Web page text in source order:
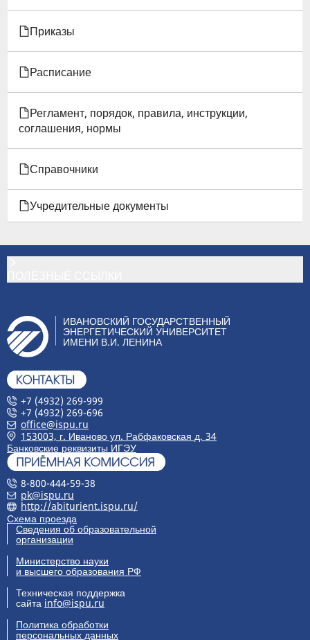
ИГЭУ"
Приказы
Расписание
Регламент, порядок, правила, инструкции,
соглашения, нормы
Справочники
Учредительные документы
ИВАНОВСКИЙ ГОСУДАРСТВЕННЫЙ
ЭНЕРГЕТИЧЕСКИЙ УНИВЕРСИТЕТ
ИМЕНИ В.И. ЛЕНИНА
+7 (4932) 269-999
+7 (4932) 269-696
office@ispu.ru
153003, г. Иваново ул. Рабфаковская д. 34
Банковские реквизиты ИГЭУ
8-800-444-59-38
pk@ispu.ru
http://abiturient.ispu.ru/
Схема проезда
Сведения об образовательной
организации
Министерство науки
и высшего образования РФ
Техническая поддержка
сайта info@ispu.ru
Политика обработки
персональных данных